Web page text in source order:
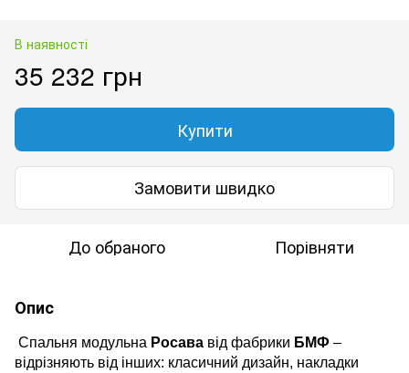
В наявності
35 232 грн
Купити
Замовити швидко
До обраного Порівняти
Опис
Спальня модульна Росава від фабрики БМФ –
відрізняють від інших: класичний дизайн, накладки